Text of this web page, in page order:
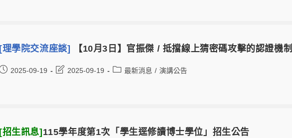
[理學院交流座談] 【10月3日】官振傑 / 抵擋線上猜密碼攻擊的認證機制
2025-09-19 2025-09-19 最新消息 / 演講公告
[招生訊息] 115學年度第1次「學生逕修讀博士學位」招生公告